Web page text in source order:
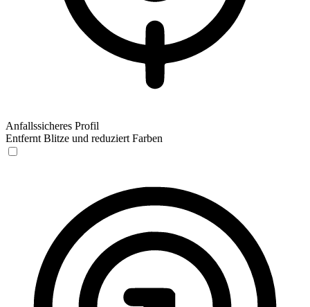
Anfallssicheres Profil
Entfernt Blitze und reduziert Farben